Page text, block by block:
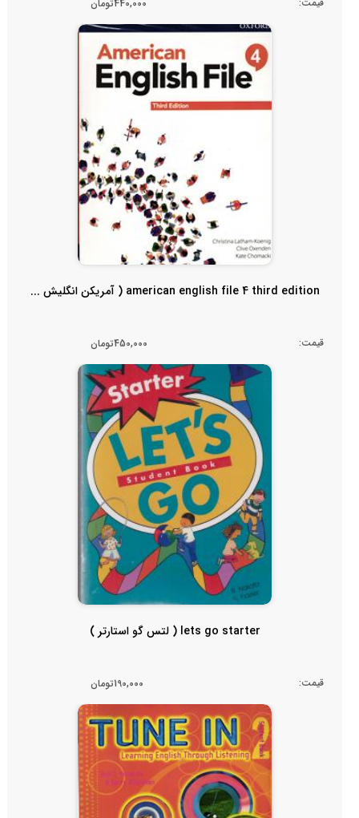
440,000تومان
american english file 4 third edition ( آمریکن انگلیش ...
قیمت: 450,000تومان
lets go starter ( لتس گو استارتر )
قیمت: 190,000تومان